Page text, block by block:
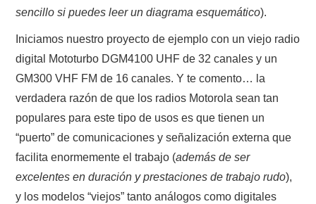
sencillo si puedes leer un diagrama esquemático).
Iniciamos nuestro proyecto de ejemplo con un viejo radio
digital Mototurbo DGM4100 UHF de 32 canales y un
GM300 VHF FM de 16 canales. Y te comento… la
verdadera razón de que los radios Motorola sean tan
populares para este tipo de usos es que tienen un
“puerto” de comunicaciones y señalización externa que
facilita enormemente el trabajo (además de ser
excelentes en duración y prestaciones de trabajo rudo),
y los modelos “viejos” tanto análogos como digitales